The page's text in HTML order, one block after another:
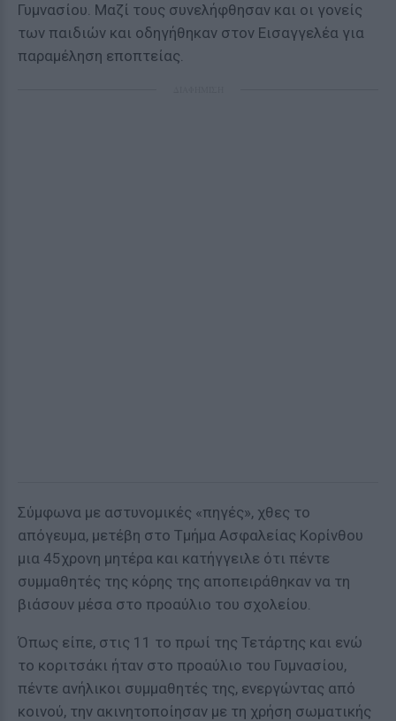
Γυμνασίου. Μαζί τους συνελήφθησαν και οι γονείς
των παιδιών και οδηγήθηκαν στον Εισαγγελέα για
παραμέληση εποπτείας.
Σύμφωνα με αστυνομικές «πηγές», χθες το
απόγευμα, μετέβη στο Τμήμα Ασφαλείας Κορίνθου
μια 45χρονη μητέρα και κατήγγειλε ότι πέντε
συμμαθητές της κόρης της αποπειράθηκαν να τη
βιάσουν μέσα στο προαύλιο του σχολείου.
Όπως είπε, στις 11 το πρωί της Τετάρτης και ενώ
το κοριτσάκι ήταν στο προαύλιο του Γυμνασίου,
πέντε ανήλικοι συμμαθητές της, ενεργώντας από
κοινού, την ακινητοποίησαν με τη χρήση σωματικής